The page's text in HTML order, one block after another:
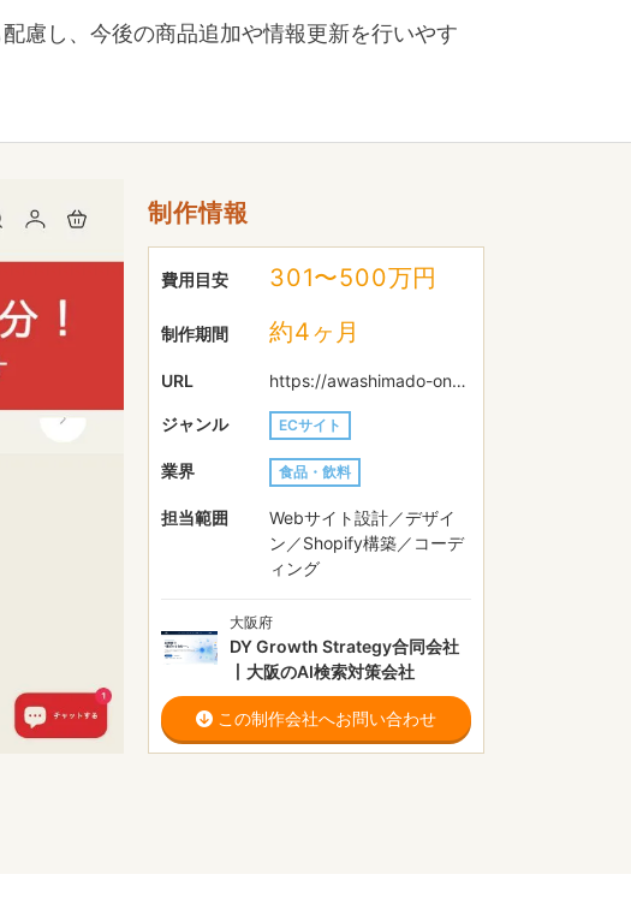
慮し、今後の商品追加や情報更新を行いやす
制作情報
費用目安 301〜500万円
制作期間 約4ヶ月
URL https://awashimado-on-line.myshopify.com/
ジャンル ECサイト
業界 食品・飲料
担当範囲
Webサイト設計／デザイ
ン／Shopify構築／コーデ
ィング
大阪府
DY Growth Strategy合同会社
丨大阪のAI検索対策会社
この制作会社へお問い合わせ